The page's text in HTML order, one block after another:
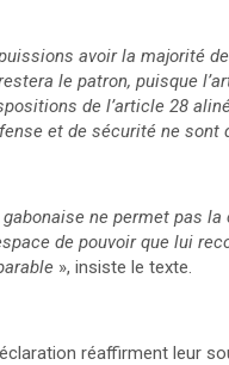
avoir la majorité
le patron, puisque
de l’article 28
et de sécurité ne sont
ne permet pas
de pouvoir que lui
», insiste le texte.
réaffirment leur